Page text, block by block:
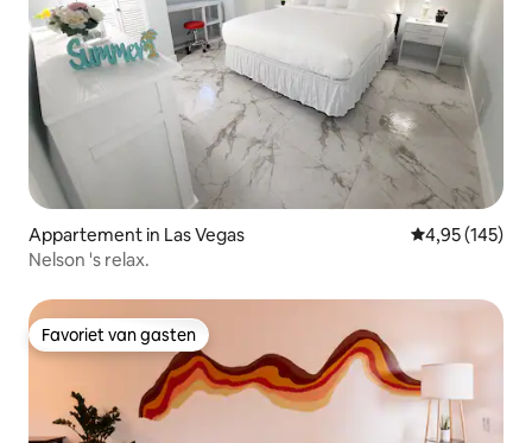
Appartement in Las Vegas Gemiddelde
4,95 (145)
Nelson 's relax.
Favoriet van gasten
Favoriet van gasten